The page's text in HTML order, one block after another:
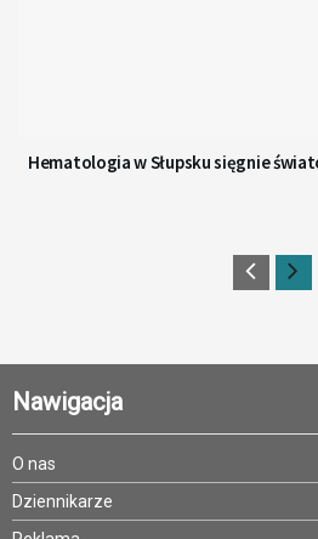
Hematologia w Słupsku sięgnie
Nawigacja
O nas
Dziennikarze